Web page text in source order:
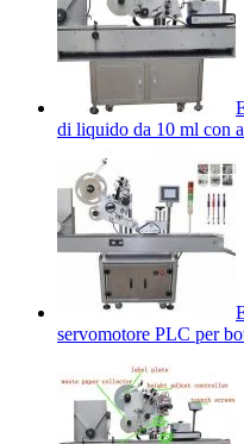
di liquido da 10 ml con
servomotore PLC per